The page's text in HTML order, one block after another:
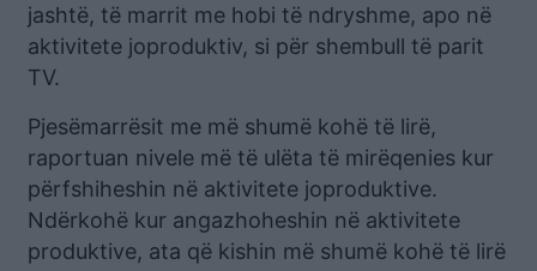
jashtë, të marrit me hobi të ndryshme, apo në
aktivitete joproduktiv, si për shembull të parit
TV.
Pjesëmarrësit me më shumë kohë të lirë,
raportuan nivele më të ulëta të mirëqenies kur
përfshiheshin në aktivitete joproduktive.
Ndërkohë kur angazhoheshin në aktivitete
produktive, ata që kishin më shumë kohë të lirë